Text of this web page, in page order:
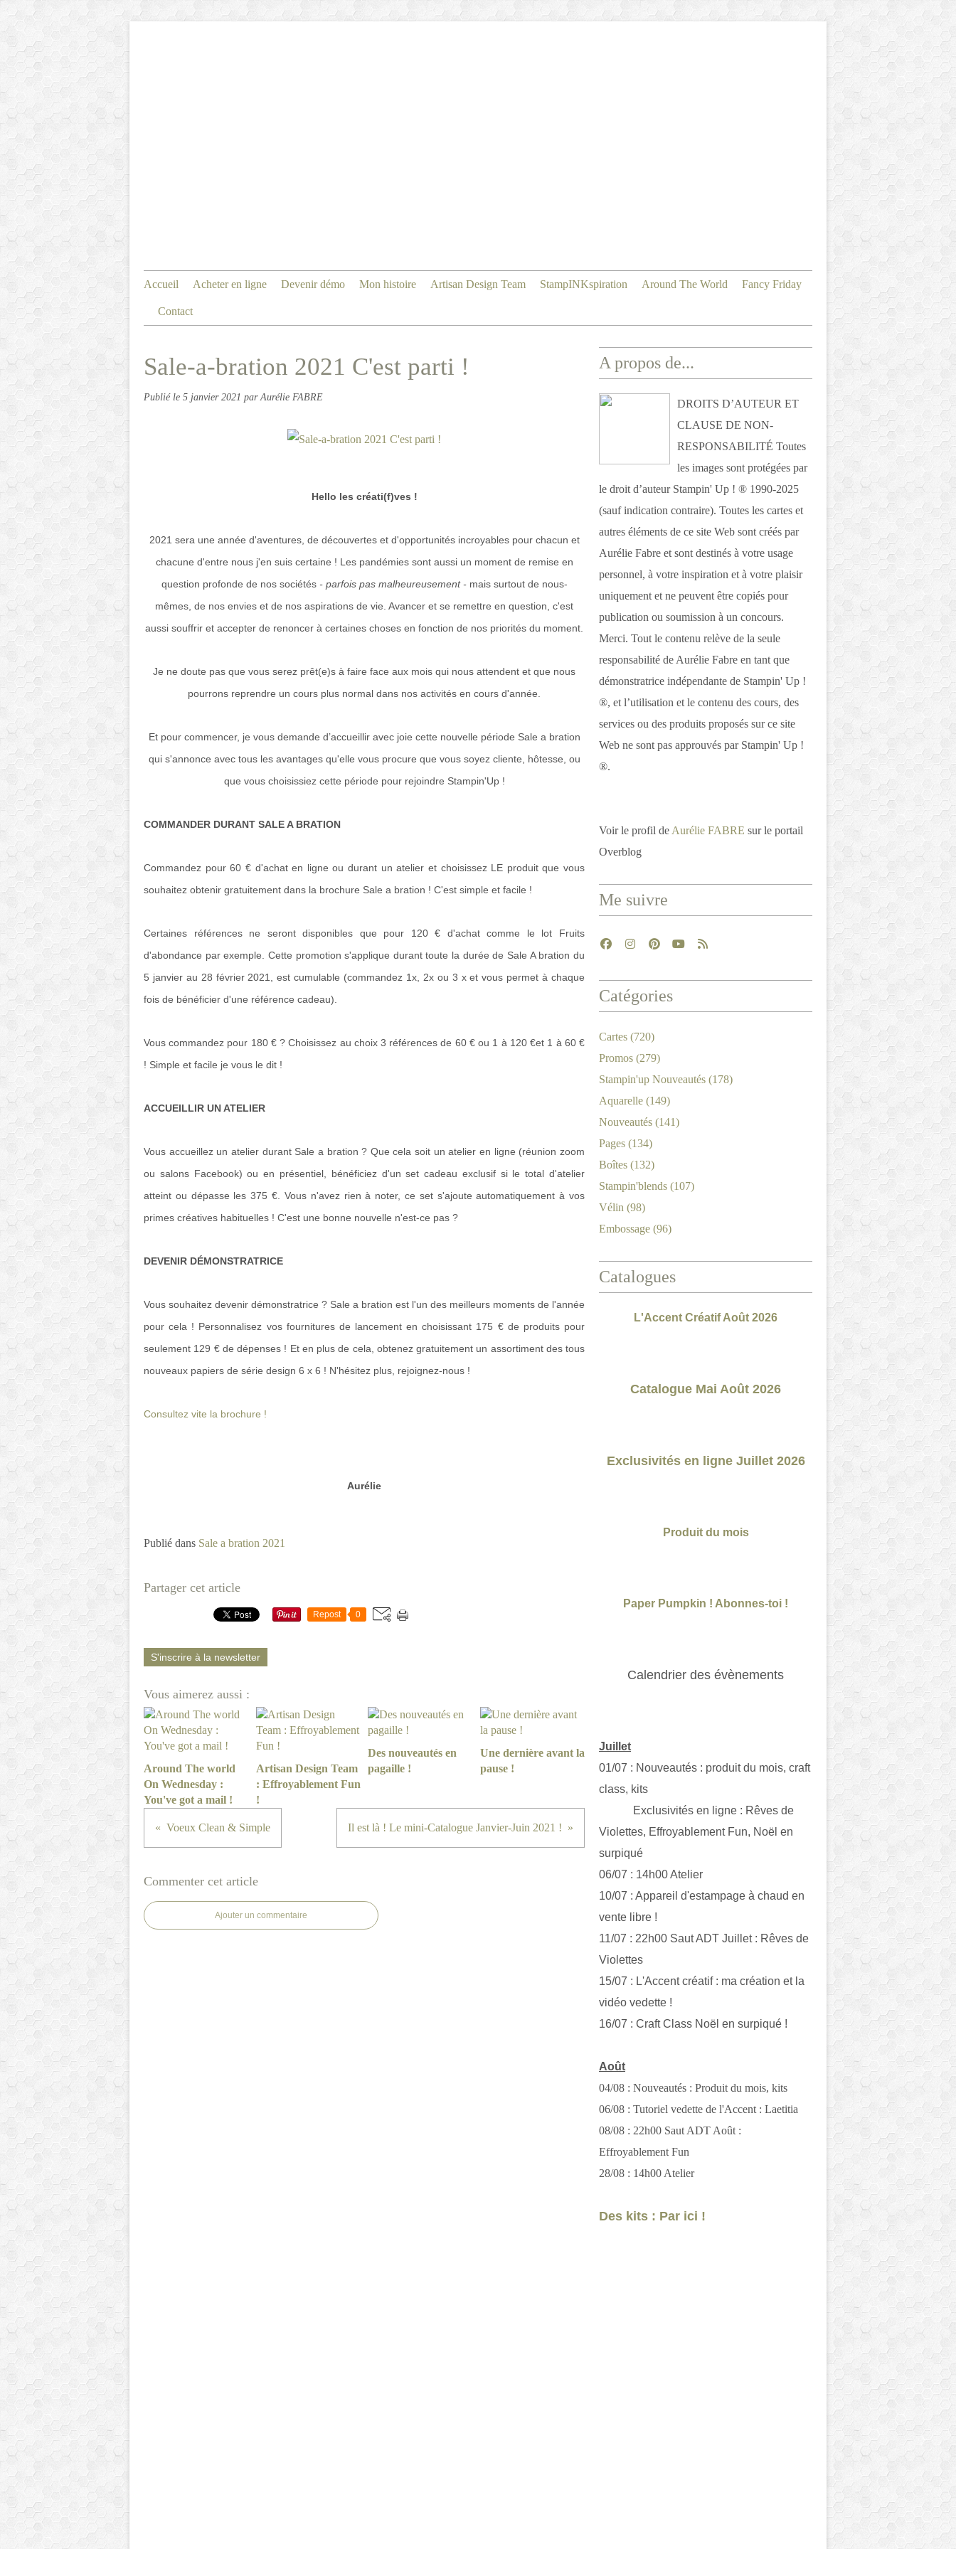
Accueil Acheter en ligne Devenir démo Mon histoire Artisan Design Team StampINKspiration Around The World Fancy Friday
Contact
Sale-a-bration 2021 C'est parti !
Publié le 5 janvier 2021 par Aurélie FABRE
Hello les créati(f)ves !
2021 sera une année d'aventures, de découvertes et d'opportunités incroyables pour chacun et
chacune d'entre nous j'en suis certaine ! Les pandémies sont aussi un moment de remise en
question profonde de nos sociétés - parfois pas malheureusement - mais surtout de nous-
mêmes, de nos envies et de nos aspirations de vie. Avancer et se remettre en question, c'est
aussi souffrir et accepter de renoncer à certaines choses en fonction de nos priorités du moment.
Je ne doute pas que vous serez prêt(e)s à faire face aux mois qui nous attendent et que nous
pourrons reprendre un cours plus normal dans nos activités en cours d'année.
Et pour commencer, je vous demande d’accueillir avec joie cette nouvelle période Sale a bration
qui s'annonce avec tous les avantages qu'elle vous procure que vous soyez cliente, hôtesse, ou
que vous choisissiez cette période pour rejoindre Stampin'Up !
COMMANDER DURANT SALE A BRATION
Commandez pour 60 € d'achat en ligne ou durant un atelier et choisissez LE produit que vous
souhaitez obtenir gratuitement dans la brochure Sale a bration ! C'est simple et facile !
Certaines références ne seront disponibles que pour 120 € d'achat comme le lot Fruits
d'abondance par exemple. Cette promotion s'applique durant toute la durée de Sale A bration du
5 janvier au 28 février 2021, est cumulable (commandez 1x, 2x ou 3 x et vous permet à chaque
fois de bénéficier d'une référence cadeau).
Vous commandez pour 180 € ? Choisissez au choix 3 références de 60 € ou 1 à 120 €et 1 à 60 €
! Simple et facile je vous le dit !
ACCUEILLIR UN ATELIER
Vous accueillez un atelier durant Sale a bration ? Que cela soit un atelier en ligne (réunion zoom
ou salons Facebook) ou en présentiel, bénéficiez d'un set cadeau exclusif si le total d'atelier
atteint ou dépasse les 375 €. Vous n'avez rien à noter, ce set s'ajoute automatiquement à vos
primes créatives habituelles ! C'est une bonne nouvelle n'est-ce pas ?
DEVENIR DÉMONSTRATRICE
Vous souhaitez devenir démonstratrice ? Sale a bration est l'un des meilleurs moments de l'année
pour cela ! Personnalisez vos fournitures de lancement en choisissant 175 € de produits pour
seulement 129 € de dépenses ! Et en plus de cela, obtenez gratuitement un assortiment des tous
nouveaux papiers de série design 6 x 6 ! N'hésitez plus, rejoignez-nous !
Consultez vite la brochure !
Aurélie
Publié dans Sale a bration 2021
Partager cet article
Repost 0
S'inscrire à la newsletter
Vous aimerez aussi :
Around The world
On Wednesday :
You've got a mail !
Artisan Design Team
: Effroyablement Fun
!
Des nouveautés en
pagaille !
Une dernière avant la
pause !
Voeux Clean & Simple Il est là ! Le mini-Catalogue Janvier-Juin 2021 !
Commenter cet article
Ajouter un commentaire
A propos de...
DROITS D’AUTEUR ET
CLAUSE DE NON-
RESPONSABILITÉ Toutes
les images sont protégées par
le droit d’auteur Stampin' Up ! ® 1990-2025
(sauf indication contraire). Toutes les cartes et
autres éléments de ce site Web sont créés par
Aurélie Fabre et sont destinés à votre usage
personnel, à votre inspiration et à votre plaisir
uniquement et ne peuvent être copiés pour
publication ou soumission à un concours.
Merci. Tout le contenu relève de la seule
responsabilité de Aurélie Fabre en tant que
démonstratrice indépendante de Stampin' Up !
®, et l’utilisation et le contenu des cours, des
services ou des produits proposés sur ce site
Web ne sont pas approuvés par Stampin' Up !
®.
Voir le profil de Aurélie FABRE sur le portail
Overblog
Me suivre
Catégories
Cartes (720)
Promos (279)
Stampin'up Nouveautés (178)
Aquarelle (149)
Nouveautés (141)
Pages (134)
Boîtes (132)
Stampin'blends (107)
Vélin (98)
Embossage (96)
Catalogues
L'Accent Créatif Août 2026
Catalogue Mai Août 2026
Exclusivités en ligne Juillet 2026
Produit du mois
Paper Pumpkin ! Abonnes-toi !
Calendrier des évènements
Juillet
01/07 : Nouveautés : produit du mois, craft
class, kits
Exclusivités en ligne : Rêves de
Violettes, Effroyablement Fun, Noël en
surpiqué
06/07 : 14h00 Atelier
10/07 : Appareil d'estampage à chaud en
vente libre !
11/07 : 22h00 Saut ADT Juillet : Rêves de
Violettes
15/07 : L'Accent créatif : ma création et la
vidéo vedette !
16/07 : Craft Class Noël en surpiqué !
Août
04/08 : Nouveautés : Produit du mois, kits
06/08 : Tutoriel vedette de l'Accent : Laetitia
08/08 : 22h00 Saut ADT Août :
Effroyablement Fun
28/08 : 14h00 Atelier
Des kits : Par ici !